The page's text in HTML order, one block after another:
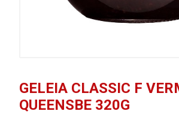
GELEIA CLASSIC F
QUEENSBE 320G